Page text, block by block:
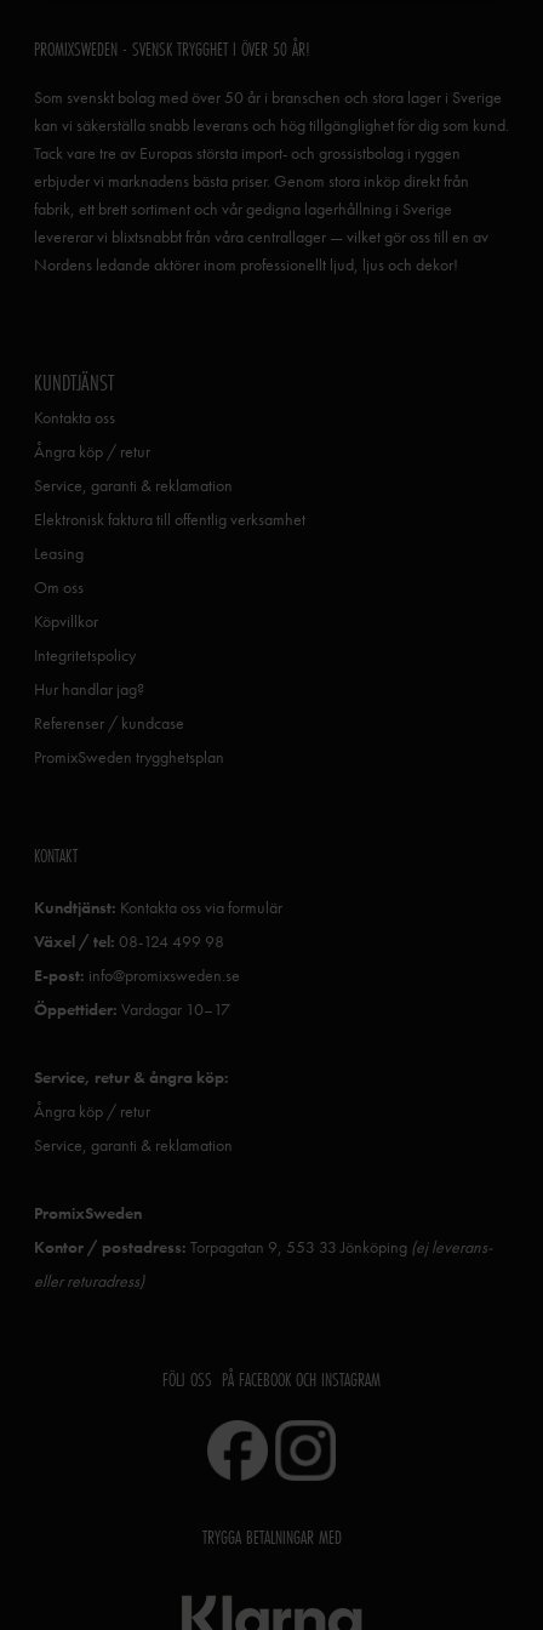
PROMIXSWEDEN - SVENSK TRYGGHET I ÖVER 50 ÅR!
Som svenskt bolag med över 50 år i branschen och stora lager i Sverige
kan vi säkerställa snabb leverans och hög tillgänglighet för dig som kund.
Tack vare tre av Europas största import- och grossistbolag i ryggen
erbjuder vi marknadens bästa priser. Genom stora inköp direkt från
fabrik, ett brett sortiment och vår gedigna lagerhållning i Sverige
levererar vi blixtsnabbt från våra centrallager — vilket gör oss till en av
Nordens ledande aktörer inom professionellt ljud, ljus och dekor!
KUNDTJÄNST
Kontakta oss
Ångra köp / retur
Service, garanti & reklamation
Elektronisk faktura till offentlig verksamhet
Leasing
Om oss
Köpvillkor
Integritetspolicy
Hur handlar jag?
Referenser / kundcase
PromixSweden trygghetsplan
KONTAKT
Kundtjänst: Kontakta oss via formulär
Växel / tel: 08-124 499 98
E-post: info@promixsweden.se
Öppettider: Vardagar 10–17
Service, retur & ångra köp:
Ångra köp / retur
Service, garanti & reklamation
PromixSweden
Kontor / postadress: Torpagatan 9, 553 33 Jönköping (ej leverans-
eller returadress)
FÖLJ OSS PÅ FACEBOOK OCH INSTAGRAM
TRYGGA BETALNINGAR MED